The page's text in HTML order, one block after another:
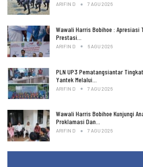
ARIFIN D 7 AGU 2026
Wawali Harris Bobihoe : Apresiasi
Prestasi…
ARIFIN D 6 AGU 2026
PLN UP3 Pematangsiantar
Yantek Melalui…
ARIFIN D 7 AGU 2026
Wawali Harris Bobihoe Kunjungi
Proklamasi Dan…
ARIFIN D 7 AGU 2026